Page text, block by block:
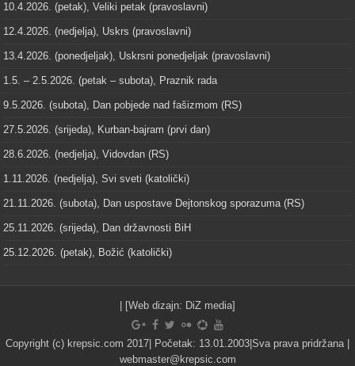
10.4.2026. (petak), Veliki petak (pravoslavni)
12.4.2026. (nedjelja), Uskrs (pravoslavni)
13.4.2026. (ponedjeljak), Uskrsni ponedjeljak (pravoslavni)
1.5. – 2.5.2026. (petak – subota), Praznik rada
9.5.2026. (subota), Dan pobjede nad fašizmom (RS)
27.5.2026. (srijeda), Kurban-bajram (prvi dan)
28.6.2026. (nedjelja), Vidovdan (RS)
1.11.2026. (nedjelja), Svi sveti (katolički)
21.11.2026. (subota), Dan uspostave Dejtonskog sporazuma (RS)
25.11.2026. (srijeda), Dan državnosti BiH
25.12.2026. (petak), Božić (katolički)
| [Web dizajn: DiZ media]
Copyright (c) krepsic.com 2017| Početak: 13.01.2003|Sva prava pridržana |
webmaster@krepsic.com